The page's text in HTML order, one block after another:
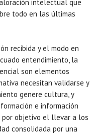
intelectual que
todo en las últimas
recibida y el modo en
entendimiento, la
son elementos
necesitan validarse y
genere cultura, y
e información
por objetivo el llevar a los
consolidada por una